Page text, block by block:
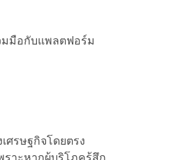
มมือกับแพลตฟอร์ม
ศรษฐกิจโดยตรง